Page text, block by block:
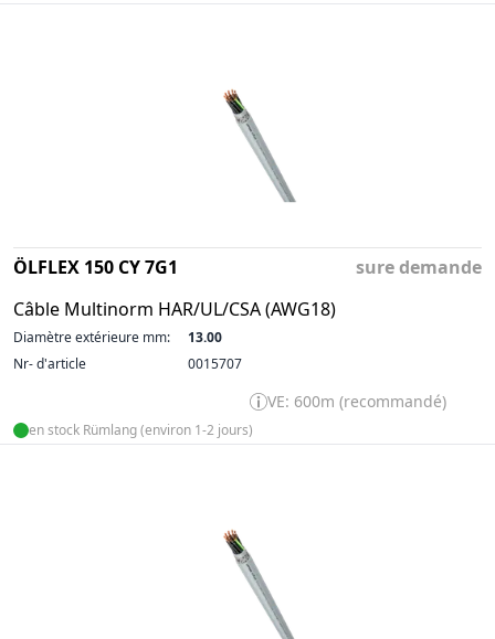
ÖLFLEX 150 CY 7G1
Câble Multinorm HAR/UL/CSA (AWG18)
sure demande
Diamètre extérieure mm:
13.00
Nr- d'article
0015707
VE: 600m (recommandé)
en stock Rümlang (environ 1-2 jours)